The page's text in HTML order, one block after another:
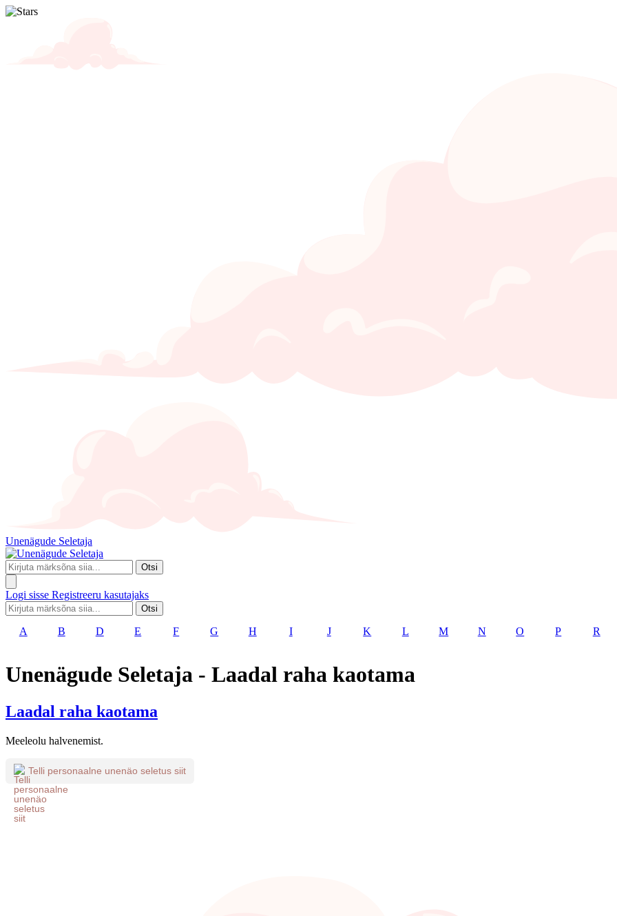
Unenägude Seletaja
Otsi
Logi sisse Registreeru kasutajaks
Otsi
A B D E F G H I J K L M N O P R
Unenägude Seletaja - Laadal raha kaotama
Laadal raha kaotama
Meeleolu halvenemist.
Telli personaalne unenäo seletus siit